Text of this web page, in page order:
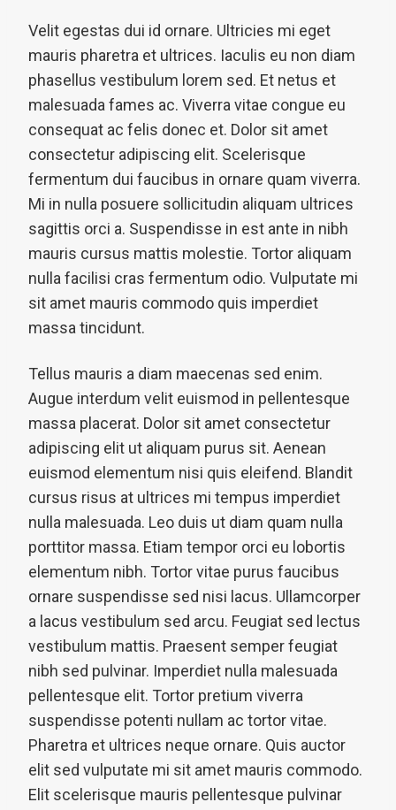
Velit egestas dui id ornare. Ultricies mi eget
mauris pharetra et ultrices. Iaculis eu non diam
phasellus vestibulum lorem sed. Et netus et
malesuada fames ac. Viverra vitae congue eu
consequat ac felis donec et. Dolor sit amet
consectetur adipiscing elit. Scelerisque
fermentum dui faucibus in ornare quam viverra.
Mi in nulla posuere sollicitudin aliquam ultrices
sagittis orci a. Suspendisse in est ante in nibh
mauris cursus mattis molestie. Tortor aliquam
nulla facilisi cras fermentum odio. Vulputate mi
sit amet mauris commodo quis imperdiet
massa tincidunt.
Tellus mauris a diam maecenas sed enim.
Augue interdum velit euismod in pellentesque
massa placerat. Dolor sit amet consectetur
adipiscing elit ut aliquam purus sit. Aenean
euismod elementum nisi quis eleifend. Blandit
cursus risus at ultrices mi tempus imperdiet
nulla malesuada. Leo duis ut diam quam nulla
porttitor massa. Etiam tempor orci eu lobortis
elementum nibh. Tortor vitae purus faucibus
ornare suspendisse sed nisi lacus. Ullamcorper
a lacus vestibulum sed arcu. Feugiat sed lectus
vestibulum mattis. Praesent semper feugiat
nibh sed pulvinar. Imperdiet nulla malesuada
pellentesque elit. Tortor pretium viverra
suspendisse potenti nullam ac tortor vitae.
Pharetra et ultrices neque ornare. Quis auctor
elit sed vulputate mi sit amet mauris commodo.
Elit scelerisque mauris pellentesque pulvinar